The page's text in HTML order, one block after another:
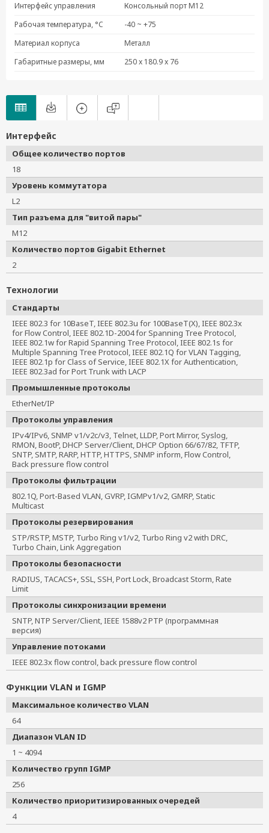
Интерфейс управления
Консольный порт M12
Рабочая температура, °C
-40 ~ +75
Материал корпуса
Металл
Габаритные размеры, мм
250 x 180.9 x 76
Интерфейс
Общее количество портов
18
Уровень коммутатора
L2
Тип разъема для "витой пары"
M12
Количество портов Gigabit Ethernet
2
Технологии
Стандарты
IEEE 802.3 for 10BaseT, IEEE 802.3u for 100BaseT(X), IEEE 802.3x
for Flow Control, IEEE 802.1D-2004 for Spanning Tree Protocol,
IEEE 802.1w for Rapid Spanning Tree Protocol, IEEE 802.1s for
Multiple Spanning Tree Protocol, IEEE 802.1Q for VLAN Tagging,
IEEE 802.1p for Class of Service, IEEE 802.1X for Authentication,
IEEE 802.3ad for Port Trunk with LACP
Промышленные протоколы
EtherNet/IP
Протоколы управления
IPv4/IPv6, SNMP v1/v2c/v3, Telnet, LLDP, Port Mirror, Syslog,
RMON, BootP, DHCP Server/Client, DHCP Option 66/67/82, TFTP,
SNTP, SMTP, RARP, HTTP, HTTPS, SNMP inform, Flow Control,
Back pressure flow control
Протоколы фильтрации
802.1Q, Port-Based VLAN, GVRP, IGMPv1/v2, GMRP, Static
Multicast
Протоколы резервирования
STP/RSTP, MSTP, Turbo Ring v1/v2, Turbo Ring v2 with DRC,
Turbo Chain, Link Aggregation
Протоколы безопасности
RADIUS, TACACS+, SSL, SSH, Port Lock, Broadcast Storm, Rate
Limit
Протоколы синхронизации времени
SNTP, NTP Server/Client, IEEE 1588v2 PTP (программная
версия)
Управление потоками
IEEE 802.3x flow control, back pressure flow control
Функции VLAN и IGMP
Максимальное количество VLAN
64
Диапазон VLAN ID
1 ~ 4094
Количество групп IGMP
256
Количество приоритизированных очередей
4